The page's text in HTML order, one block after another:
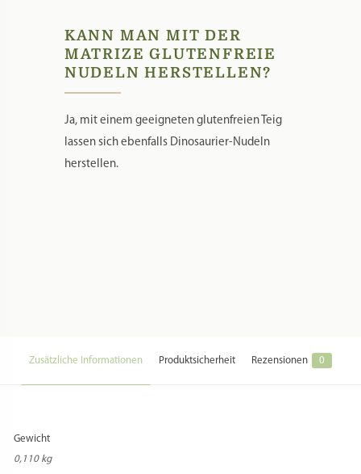
KANN MAN MIT DER
MATRIZE GLUTENFREIE
NUDELN HERSTELLEN?
Ja, mit einem geeigneten glutenfreien Teig
lassen sich ebenfalls Dinosaurier-Nudeln
herstellen.
Zusätzliche Informationen Produktsicherheit Rezensionen 0
Gewicht
0,110 kg